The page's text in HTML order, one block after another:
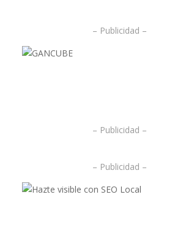
– Publicidad –
– Publicidad –
– Publicidad –